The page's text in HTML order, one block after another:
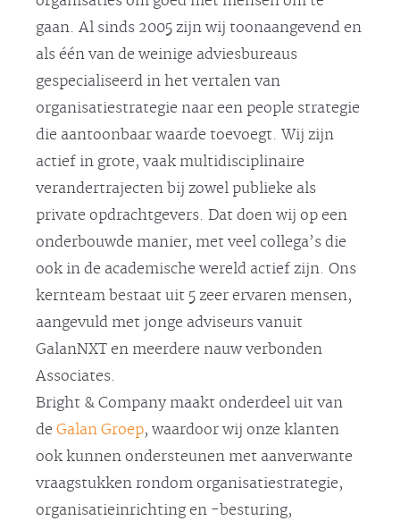
gaan. Al sinds 2005 zijn wij toonaangevend en
als één van de weinige adviesbureaus
gespecialiseerd in het vertalen van
organisatiestrategie naar een people strategie
die aantoonbaar waarde toevoegt. Wij zijn
actief in grote, vaak multidisciplinaire
verandertrajecten bij zowel publieke als
private opdrachtgevers. Dat doen wij op een
onderbouwde manier, met veel collega’s die
ook in de academische wereld actief zijn. Ons
kernteam bestaat uit 5 zeer ervaren mensen,
aangevuld met jonge adviseurs vanuit
GalanNXT en meerdere nauw verbonden
Associates.
Bright & Company maakt onderdeel uit van
de Galan Groep, waardoor wij onze klanten
ook kunnen ondersteunen met aanverwante
vraagstukken rondom organisatiestrategie,
organisatieinrichting en -besturing,